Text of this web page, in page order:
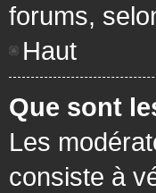
forums,
Haut
Que sont
Les
consiste à